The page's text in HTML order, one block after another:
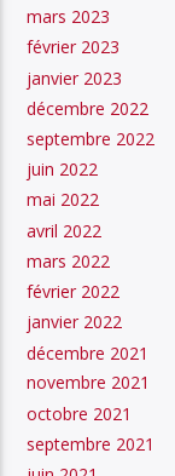
mars 2023
février 2023
janvier 2023
décembre 2022
septembre 2022
juin 2022
mai 2022
avril 2022
mars 2022
février 2022
janvier 2022
décembre 2021
novembre 2021
octobre 2021
septembre 2021